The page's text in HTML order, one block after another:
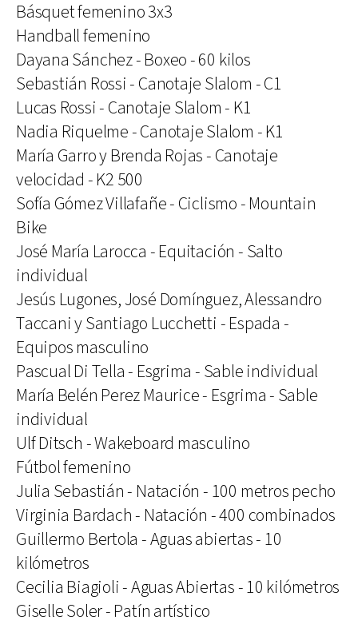
Básquet femenino 3x3
Handball femenino
Dayana Sánchez - Boxeo - 60 kilos
Sebastián Rossi - Canotaje Slalom - C1
Lucas Rossi - Canotaje Slalom - K1
Nadia Riquelme - Canotaje Slalom - K1
María Garro y Brenda Rojas - Canotaje
velocidad - K2 500
Sofía Gómez Villafañe - Ciclismo - Mountain
Bike
José María Larocca - Equitación - Salto
individual
Jesús Lugones, José Domínguez, Alessandro
Taccani y Santiago Lucchetti - Espada -
Equipos masculino
Pascual Di Tella - Esgrima - Sable individual
María Belén Perez Maurice - Esgrima - Sable
individual
Ulf Ditsch - Wakeboard masculino
Fútbol femenino
Julia Sebastián - Natación - 100 metros pecho
Virginia Bardach - Natación - 400 combinados
Guillermo Bertola - Aguas abiertas - 10
kilómetros
Cecilia Biagioli - Aguas Abiertas - 10 kilómetros
Giselle Soler - Patín artístico